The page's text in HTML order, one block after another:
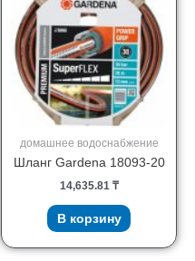
домашнее водоснабжение
Шланг Gardena 18093-20
14,635.81 ₸
В корзину